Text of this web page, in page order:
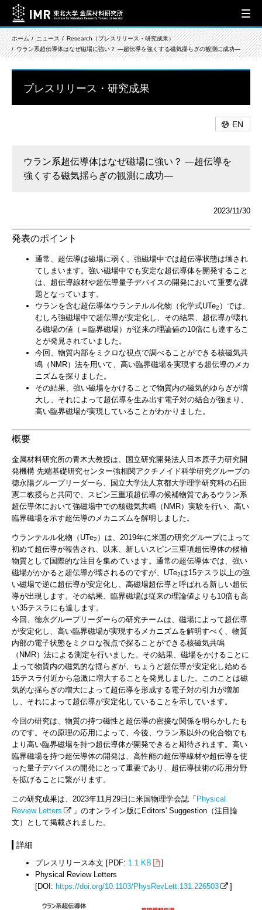
ホーム ニュース
Research（プレスリリース・研究成果）
ウラン系超伝導体はなぜ磁場に強い？ ―超伝導を強くする磁気揺らぎの観測に成功―
プレスリリース・研究成果
EN
ウラン系超伝導体はなぜ磁場に強い？ ―超伝導を
強くする磁気揺らぎの観測に成功―
2023/11/30
発表のポイント
通常、超伝導は磁場に弱く、強磁場中では超伝導状態は壊され
てしまいます。強い磁場中でも安定な超伝導体を開発すること
は、超伝導線材や超伝導量子デバイスの開発において重要な課
題となっています。
ウランを含む超伝導体ウランテルル化物（化学式UTe2 ）では、
むしろ強磁場中で超伝導が安定化し、その結果、超伝導が壊れ
る磁場の値（＝臨界磁場）が従来の理論値の10倍にも達するこ
とが発見されていました。
今回、物質内部をミクロな視点で調べることができる核磁気共
鳴（NMR）法を用いて、高い臨界磁場を実現する超伝導のメカ
ニズムを探りました。
その結果、強い磁場をかけることで物質内の磁気的ゆらぎが増
大し、それによって超伝導を生み出す電子対の結合が強まり、
高い臨界磁場が実現していることがわかりました。
概要
金属材料研究所の青木大教授は、国立研究開発法人日本原子力研究開
発機構 先端基礎研究センター強相関アクチノイド科学研究グループの
徳永陽グループリーダーら、国立大学法人京都大学理学研究科の石田
憲二教授らと共同で、スピン三重項超伝導の候補物質であるウラン系
超伝導体において強磁場中での核磁気共鳴（NMR）実験を行い、高い
臨界磁場を示す超伝導のメカニズムを解明しました。
ウランテルル化物（UTe2 ）は、2019年に米国の研究グループによって
初めて超伝導が報告され、以来、新しいスピン三重項超伝導体の候補
物質として国際的な注目を集めています。通常の超伝導体では、強い
磁場がかかると超伝導が壊されるのですが、UTe2は15テスラ以上の強
い磁場で逆に超伝導が安定化し、高磁場超伝導と呼ばれる新しい超伝
導が出現します。その結果、臨界磁場は従来の理論値よりも10倍も高
い35テスラにも達します。
今回、徳永グループリーダーらの研究チームは、磁場によって超伝導
が安定化し、高い臨界磁場が実現するメカニズムを解明すべく、物質
内部の電子状態をミクロな視点で探ることができる核磁気共鳴
（NMR）法による測定を行いました。その結果、磁場をかけることに
よって物質内の磁気的な揺らぎが、ちょうど超伝導が安定化し始める
15テスラ付近から急激に増大することを発見しました。このことは磁
気的な揺らぎの増大によって超伝導を形成する電子対の引力が増加
し、それによって超伝導が安定化していることを示しています。
今回の研究は、物質の持つ磁性と超伝導の密接な関係を明らかしたも
のです。その原理の応用によって、今後、ウラン系以外の化合物でも
より高い臨界磁場を持つ超伝導体が開発できると期待されます。高い
臨界磁場を持つ超伝導体の開発は、高性能の超伝導線材や超伝導を使
った量子デバイスの開発にとって重要であり、超伝導技術の応用分野
を拡げることに繋がります。
この研究成果は、2023年11月29日に米国物理学会誌「 Physical
Review Letters
」のオンライン版にEditors' Suggestion（注目論
文）として掲載されました。
詳細
プレスリリース本文 [PDF: 1.1 KB
]
Physical Review Letters
[DOI: https://doi.org/10.1103/PhysRevLett.131.226503 ]